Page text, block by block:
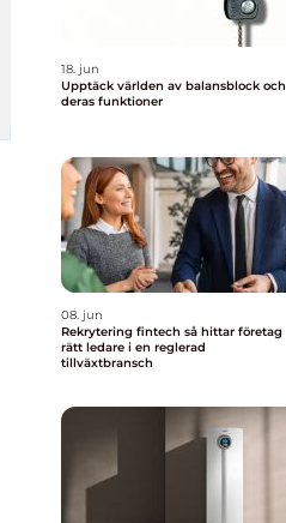
18. jun
Upptäck världen av balansblock och
deras funktioner
08. jun
Rekrytering fintech så hittar företag
rätt ledare i en reglerad
tillväxtbransch